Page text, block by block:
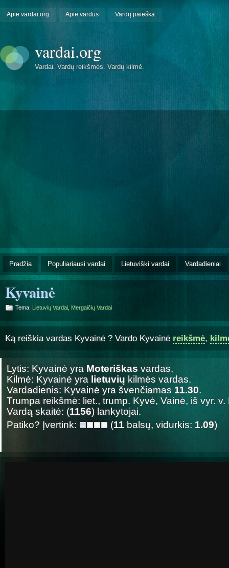
Apie vardai.org Apie vardus Vardų paieška
vardai.org
Vardai. Vardų reikšmės. Vardų kilmė.
Pradžia Populiariausi vardai Lietuviški vardai Vardadieniai
Kyvainė
Tema: Lietuvių Vardai Mergaičių Vardai
Ką reiškia vardas Kyvainė ? Vardo Kyvainė reikšmė,
Lytis: Kyvainė yra Moteriškas vardas.
Kilmė: Kyvainė yra lietuvių kilmės vardas.
Vardadienis: Kyvainė yra švenčiamas 11.30.
Trumpa reikšmė: liet., trump. Kyvė, Vainė, iš vyr.
Vardą skaitė: (1156) lankytojai.
Patiko? Įvertink:
(11 balsų, vidurkis: 1.09)